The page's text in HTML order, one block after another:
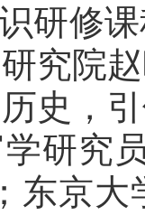
研修
究院
史，
研究
东京